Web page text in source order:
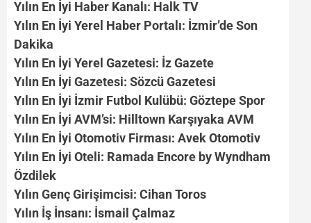
Yılın En İyi Haber Kanalı: Halk TV
Yılın En İyi Yerel Haber Portalı: İzmir’de Son
Dakika
Yılın En İyi Yerel Gazetesi: İz Gazete
Yılın En İyi Gazetesi: Sözcü Gazetesi
Yılın En İyi İzmir Futbol Kulübü: Göztepe Spor
Yılın En İyi AVM’si: Hilltown Karşıyaka AVM
Yılın En İyi Otomotiv Firması: Avek Otomotiv
Yılın En İyi Oteli: Ramada Encore by Wyndham
Özdilek
Yılın Genç Girişimcisi: Cihan Toros
Yılın İş İnsanı: İsmail Çalmaz